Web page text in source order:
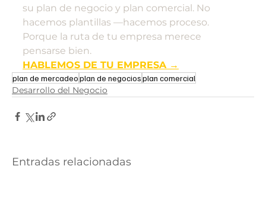
su plan de negocio y plan comercial. No
hacemos plantillas —hacemos proceso.
Porque la ruta de tu empresa merece
pensarse bien.
HABLEMOS DE TU EMPRESA →
plan de mercadeoplan de negociosplan comercial
Desarrollo del Negocio
Entradas relacionadas